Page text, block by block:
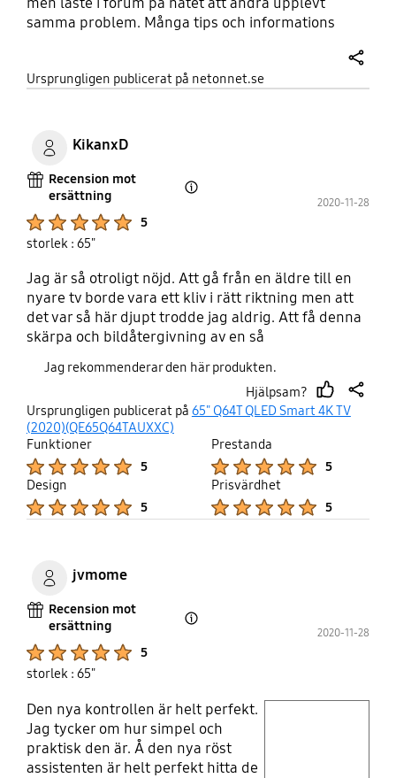
samma problem. Många tips och informations
och otroligt högupplöst. Väldigt skönt för ögonen
på kvällen då bildens ljusstyrka anpassar sig efter
Ursprungligen publicerat på netonnet.se
KikanxD
Recension mot
ersättning
5
2020-11-28
storlek : 65"
Jag är så otroligt nöjd. Att gå från en äldre till en
nyare tv borde vara ett kliv i rätt riktning men att
det var så här djupt trodde jag aldrig. Att få denna
skärpa och bildåtergivning av en så
slutar aldrig att förvåna, mästarklass på alla plan.
Utseende mässigt flyter denna tv in överallt från
en utställning i Louvren till ett hus i Lilla Piteå så är
den tidlös.
Jag rekommenderar den här produkten.
Hjälpsam?
thumbshare
Ursprungligen publicerat på 65" Q64T QLED Smart 4K TV
(2020)(QE65Q64TAUXXC)
Funktioner
5
Prestanda
5
Design
5
Prisvärdhet
5
jvmome
Recension mot
ersättning
5
2020-11-28
storlek : 65"
Den nya kontrollen är helt perfekt.
Jag tycker om hur simpel och
praktisk den är. Å den nya röst
assistenten är helt perfekt hitta de